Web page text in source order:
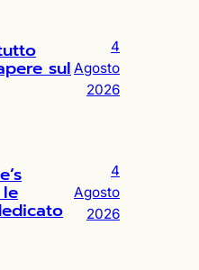
sul
4
Agosto
2026
4
Agosto
2026